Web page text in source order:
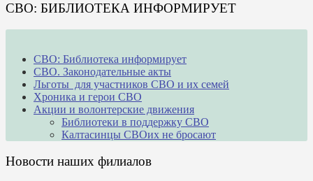
СВО: БИБЛИОТЕКА ИНФОРМИРУЕТ
СВО: Библиотека информирует
СВО. Законодательные акты
Льготы для участников СВО и их семей
Хроника и герои СВО
Акции и волонтерские движения
Библиотеки в поддержку СВО
Калтасинцы СВОих не бросают
Новости наших филиалов